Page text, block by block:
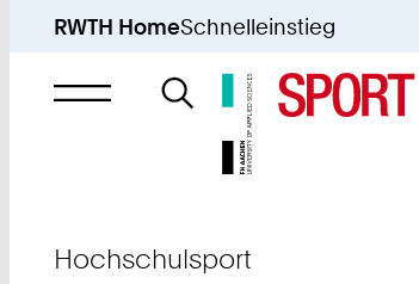
RWTH HomeSchnelleinstieg
Suche
nach
Hochschulsport